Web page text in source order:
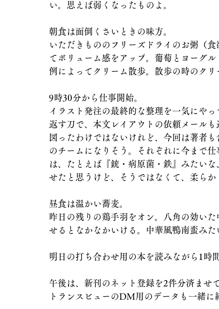
い。思えば弱くなったものよ。
朝食は面倒くさいときの味方。
いただきもののフリーズドライのお粥（
てボリューム感をアップ。葡萄とヨーグ
例によってクリーム散歩。散歩の時のク
9時30分から仕事開始。
イラスト発注の最終的な整理を一気にやっ
返す刀で、本文レイアウトの依頼メールも
図ったわけではないけれど、今回は著者
のチームになりそう。それぞれに今まで
は、たとえば『銃・病原菌・鉄』みたい
せたと思うけど、そうではなくて、柔ら
昼食は温かい蕎麦。
昨日の残りの鶏手羽をオン。八角の効い
せるとなかなかいける。中華風鴨南蛮みた
明日の打ち合わせ用の本を読みながら1時
午後は、新刊のネット登録を2件分済ませ
トランスビューのDM用のデータも一緒に